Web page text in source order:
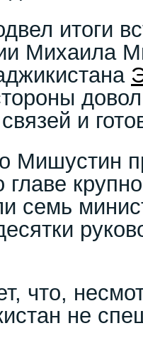
итоги
Михаила
и
Мишустин
семь
что,
не